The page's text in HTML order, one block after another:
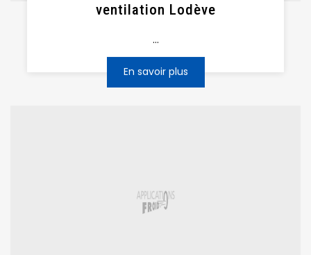
ventilation Lodève
...
En savoir plus